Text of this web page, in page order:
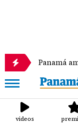
Panamá amplía
videos